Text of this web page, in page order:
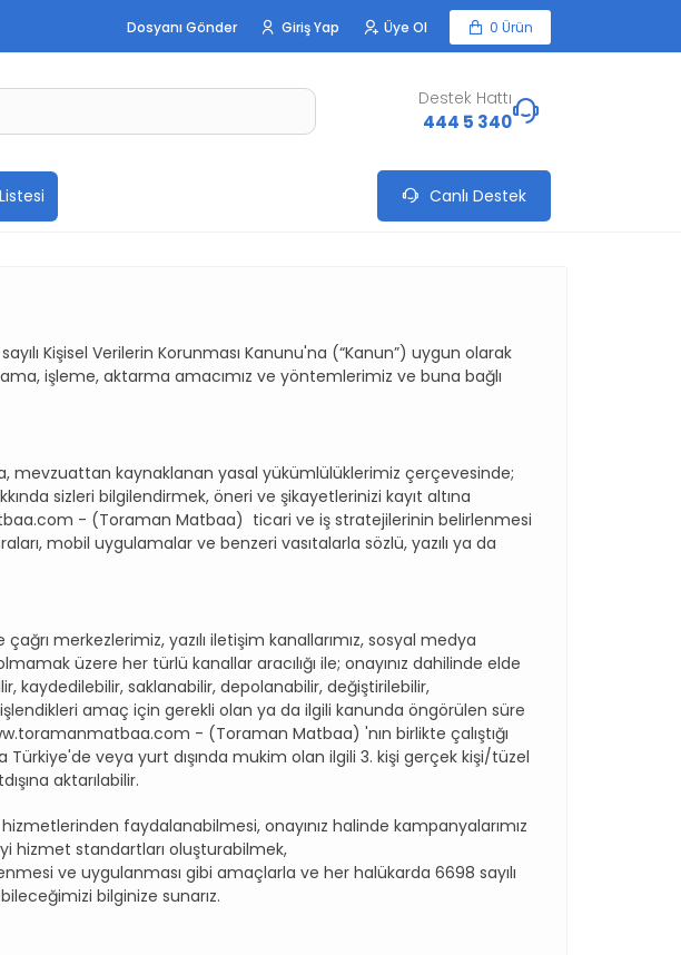
Dosyanı Gönder Giriş Yap Üye Ol 0 Ürün
Destek Hattı
444 5 340
Canlı Destek
Kişisel Verilerin Korunması Kanunu'na (“Kanun”) uygun olarak
işleme, aktarma amacımız ve yöntemlerimiz ve buna bağlı
kaynaklanan yasal yükümlülüklerimiz çerçevesinde;
sizleri bilgilendirmek, öneri ve şikayetlerinizi kayıt altına
- (Toraman Matbaa) ticari ve iş stratejilerinin belirlenmesi
mobil uygulamalar ve benzeri vasıtalarla sözlü, yazılı ya da
merkezlerimiz, yazılı iletişim kanallarımız, sosyal medya
üzere her türlü kanallar aracılığı ile; onayınız dahilinde elde
kaydedilebilir, saklanabilir, depolanabilir, değiştirilebilir,
amaç için gerekli olan ya da ilgili kanunda öngörülen süre
- (Toraman Matbaa) 'nın birlikte çalıştığı
veya yurt dışında mukim olan ilgili 3. kişi gerçek kişi/tüzel
aktarılabilir.
faydalanabilmesi, onayınız halinde kampanyalarımız
hizmet standartları oluşturabilmek,
ve uygulanması gibi amaçlarla ve her halükarda 6698 sayılı
bilginize sunarız.